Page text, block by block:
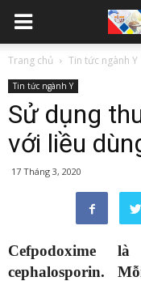
Trang chủ Tin tức ngành Y
Tin tức ngành Y
Sử dụng
với liều
17 Tháng 3, 2020
Cefpodoxime
cephalosporin.